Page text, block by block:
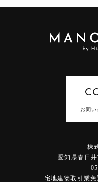
お問
株
愛知県春日
宅地建物取引業